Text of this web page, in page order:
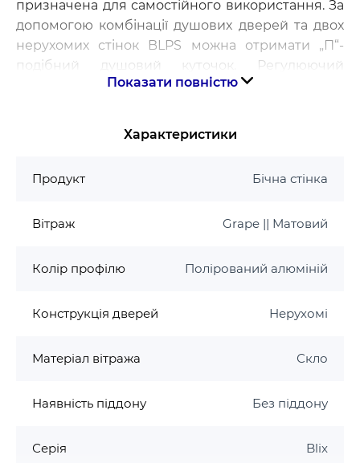
призначена для самостійного використання. За
допомогою комбінації душових дверей та двох
нерухомих стінок BLPS можна отримати „П“-
подібний душовий куточок. Регулюючий
профіль BLNPS дозволяє розширити виріб на 2
Основні характеристики:
Профіль: білий, сатин, полірований
Конструкція: нерухомі
Скло: 6 мм AntiCalc
Показати повністю
Характеристики
Продукт Бічна стінка
Вітраж Grape || Матовий
Колір профілю Полірований алюміній
Конструкція дверей Нерухомі
Матеріал вітража Скло
Наявність піддону Без піддону
Серія Blix